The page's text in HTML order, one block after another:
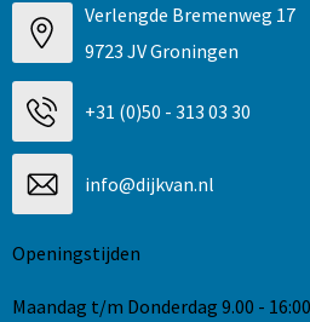
Verlengde Bremenweg 17
9723 JV Groningen
+31 (0)50 - 313 03 30
info@dijkvan.nl
Openingstijden
Maandag t/m Donderdag 9.00 -